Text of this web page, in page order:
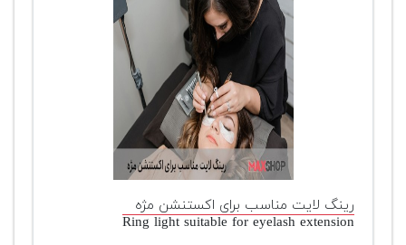
رینگ لایت مناسب برای اکستنشن مژه
Ring light suitable for eyelash extension